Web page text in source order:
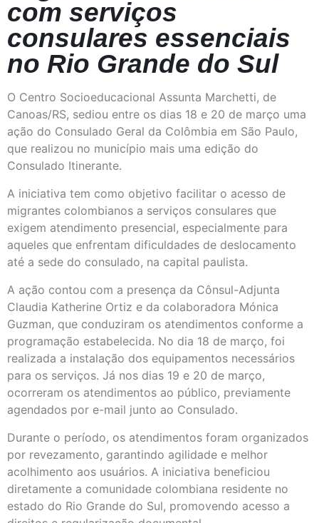
com serviços
consulares essenciais
no Rio Grande do Sul
O Centro Socioeducacional Assunta Marchetti, de
Canoas/RS, sediou entre os dias 18 e 20 de março uma
ação do Consulado Geral da Colômbia em São Paulo,
que realizou no município mais uma edição do
Consulado Itinerante.
A iniciativa tem como objetivo facilitar o acesso de
migrantes colombianos a serviços consulares que
exigem atendimento presencial, especialmente para
aqueles que enfrentam dificuldades de deslocamento
até a sede do consulado, na capital paulista.
A ação contou com a presença da Cônsul-Adjunta
Claudia Katherine Ortiz e da colaboradora Mónica
Guzman, que conduziram os atendimentos conforme a
programação estabelecida. No dia 18 de março, foi
realizada a instalação dos equipamentos necessários
para os serviços. Já nos dias 19 e 20 de março,
ocorreram os atendimentos ao público, previamente
agendados por e-mail junto ao Consulado.
Durante o período, os atendimentos foram organizados
por revezamento, garantindo agilidade e melhor
acolhimento aos usuários. A iniciativa beneficiou
diretamente a comunidade colombiana residente no
estado do Rio Grande do Sul, promovendo acesso a